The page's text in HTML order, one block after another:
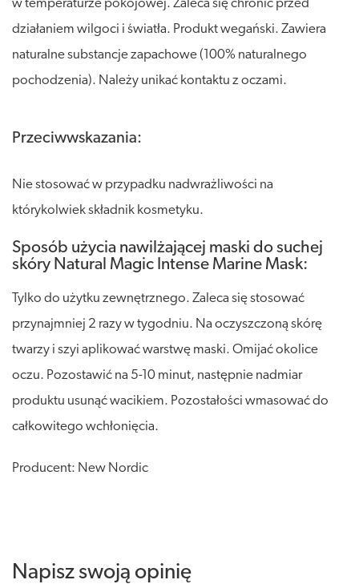
w temperaturze pokojowej. Zaleca się chronić przed
działaniem wilgoci i światła. Produkt wegański. Zawiera
naturalne substancje zapachowe (100% naturalnego
pochodzenia). Należy unikać kontaktu z oczami.
Przeciwwskazania:
Nie stosować w przypadku nadwrażliwości na
którykolwiek składnik kosmetyku.
Sposób użycia nawilżającej maski do suchej
skóry Natural Magic Intense Marine Mask:
Tylko do użytku zewnętrznego. Zaleca się stosować
przynajmniej 2 razy w tygodniu. Na oczyszczoną skórę
twarzy i szyi aplikować warstwę maski. Omijać okolice
oczu. Pozostawić na 5-10 minut, następnie nadmiar
produktu usunąć wacikiem. Pozostałości wmasować do
całkowitego wchłonięcia.
Producent: New Nordic
Napisz swoją opinię